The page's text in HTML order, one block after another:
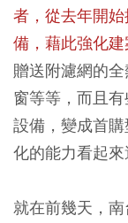
者，從去年開
備，藉此強化建
贈送附濾網的
窗等等，而且
設備，變成首
化的能力看起來
就在前幾天，